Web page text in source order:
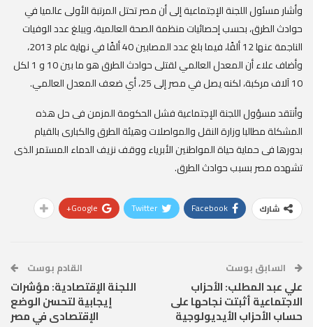
وأشار مسئول اللجنة الإجتماعية إلى أن مصر تحتل المرتبة الأولى عالميا في
حوادث الطرق، بحسب إحصائيات منظمة الصحة العالمية، ويبلغ عدد الوفيات
الناجمة عنها 12 ألفًا، فيما بلغ عدد المصابين 40 ألفًا في نهاية عام 2013،
وأضاف علاء أن المعدل العالمي لقتلى حوادث الطرق هو ما بين 10 و 1 لكل
10 آلاف مركبة، لكنه يصل في مصر إلى 25، أي ضعف المعدل العالمي.
وأنتقد مسؤول اللجنة الإجتماعية فشل الحكومة المزمن فى حل هذه
المشكلة مطالبا وزارة النقل والمواصلات وهيئة الطرق والكبارى بالقيام
بدورها فى حماية حياة المواطنين الأبرياء ووقف نزيف الدماء المستمر الذى
تشهده مصر بسبب حوادث الطرق.
شارك Facebook
Twitter
Google+
السابق بوست
علي عبد المطلب: الأحزاب
الاجتماعية أثبتت نجاحها على
حساب الأحزاب الأيديولوجية
القادم بوست
اللجنة الإقتصادية: مؤشرات
إيجابية لتحسن الوضع
الإقتصادى في مصر